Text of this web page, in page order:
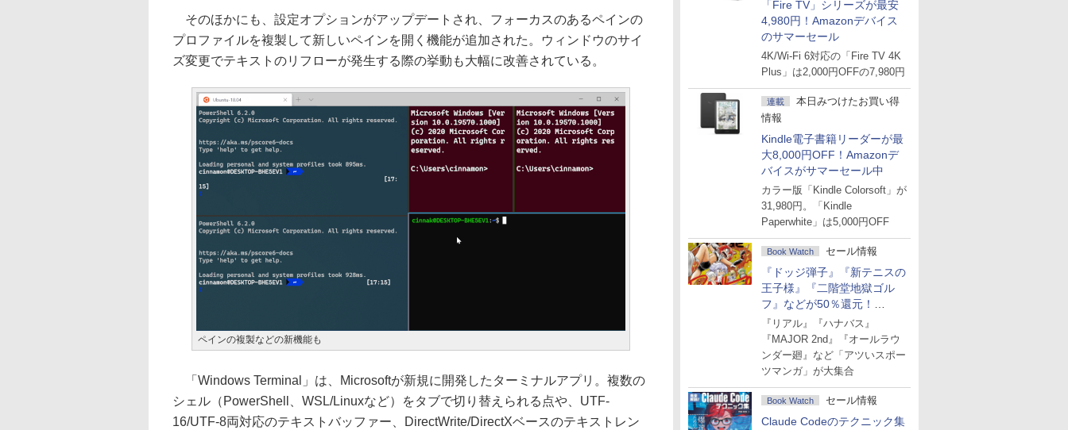
「Fire TV」シリーズが最安
4,980円！Amazonデバイス
のサマーセール
4K/Wi-Fi 6対応の「Fire TV 4K
Plus」は2,000円OFFの7,980円
連載
本日みつけたお買い得
情報
Kindle電子書籍リーダーが最
大8,000円OFF！Amazonデ
バイスがサマーセール中
カラー版「Kindle Colorsoft」が
31,980円。「Kindle
Paperwhite」は5,000円OFF
Book Watch セール情報
『ドッジ弾子』『新テニスの
王子様』『二階堂地獄ゴル
フ』などが50％還元！
Amazonマンガ週末セール
『リアル』『ハナバス』
『MAJOR 2nd』『オールラウ
ンダー廻』など「アツいスポー
ツマンガ」が大集合
Book Watch セール情報
Claude Codeのテクニック集
そのほかにも、設定オプションがアップデートされ、フォーカスのあるペインの
プロファイルを複製して新しいペインを開く機能が追加された。ウィンドウのサイ
ズ変更でテキストのリフローが発生する際の挙動も大幅に改善されている。
ペインの複製などの新機能も
「Windows Terminal」は、Microsoftが新規に開発したターミナルアプリ。複数の
シェル（PowerShell、WSL/Linuxなど）をタブで切り替えられる点や、UTF-
16/UTF-8両対応のテキストバッファー、DirectWrite/DirectXベースのテキストレン